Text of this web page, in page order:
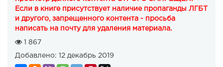
Если в книге присутствует наличие пропаганды ЛГБТ
и другого, запрещенного контента - просьба
написать на почту для удаления материала.
1 867
Добавлено: 12 декабрь 2019